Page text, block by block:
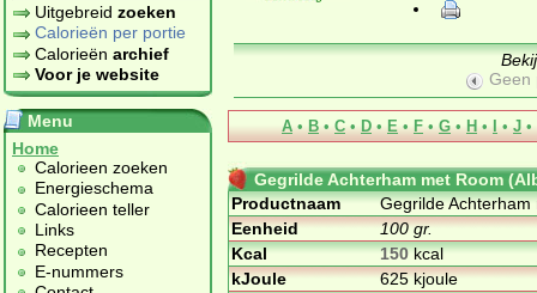
Uitgebreid zoeken
Calorieën per portie
Calorieën archief
Voor je website
Menu
Home
Calorieen zoeken
Energieschema
Calorieen teller
Links
Recepten
E-nummers
Geen
A • B • C • D • E • F • G • H • I • J •
Gegrilde Achterham met Room
Productnaam
Gegrilde
Eenheid
100 gr.
Kcal
150kcal
kJoule
625 kjoule